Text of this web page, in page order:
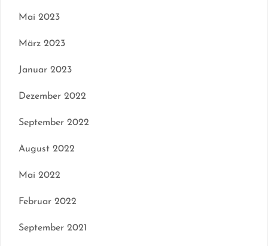
Mai 2023
März 2023
Januar 2023
Dezember 2022
September 2022
August 2022
Mai 2022
Februar 2022
September 2021